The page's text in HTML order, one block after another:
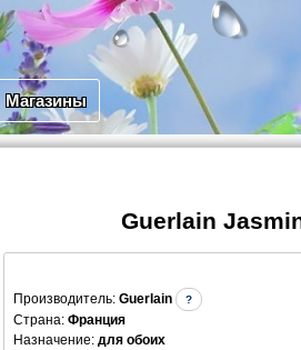
Магазины
Guerlain
Производитель: Guerlain ?
Страна: Франция
Назначение: для обоих